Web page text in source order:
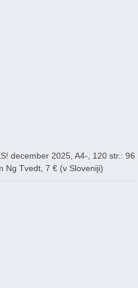
december 2025, A4-, 120 str.: 96
Ng Tvedt, 7 € (v Sloveniji)